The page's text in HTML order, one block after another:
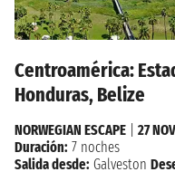
Centroamérica:
Honduras, Belize
NORWEGIAN ESCAPE
27
Duración: 7 noches
Salida desde: Galveston